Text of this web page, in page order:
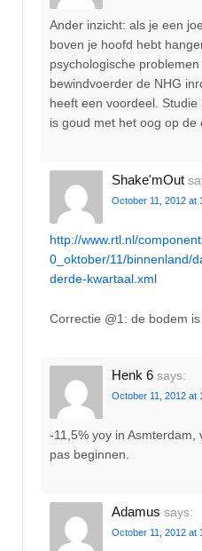
Ander inzicht: als je een
boven je hoofd hebt
psychologische
bewindvoerder de NHG
heeft een voordeel.
is goud met het oog op
Shake'mOut
October 11, 2012 at
http://www.rtl.nl/
0_oktober/11/binnenland/
derde-kwartaal.xml
Correctie @1: de bodem
Henk 6 says:
October 11, 2012 at
-11,5% yoy in Asmterdam,
pas beginnen.
Adamus says:
October 11, 2012 at